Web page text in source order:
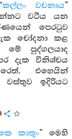
කල්ලං වචනාය”
වටීය යන
පෙරටුව
චෝදනා කළ
මේ පුද්ගලයාද
දැක විනිශ්චය
එහෙයින්
ඉදිරියට
කාතුං” මෙහි